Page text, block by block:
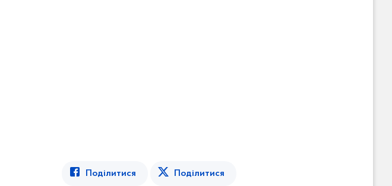
Поділитися Поділитися